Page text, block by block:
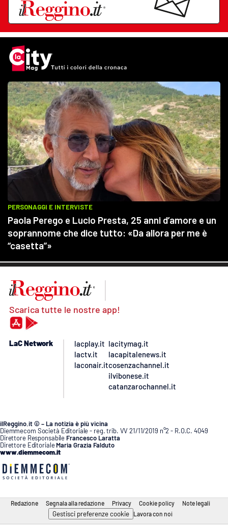
Scarica tutte le nostre app!
LaC Network
lacplay.it
lactv.it
laconair.it
lacitymag.it
lacapitalenews.it
cosenzachannel.it
ilvibonese.it
catanzarochannel.it
ilReggino.it © – La notizia è più vicina
Diemmecom Società Editoriale - reg. trib. VV 21/11/2019 n°2 - R.O.C. 4049
Direttore Responsabile Francesco Laratta
Direttore Editoriale Maria Grazia Falduto
www.diemmecom.it
Redazione Segnala alla redazione Privacy Cookie policy Note legali
Gestisci preferenze cookie Lavora con noi